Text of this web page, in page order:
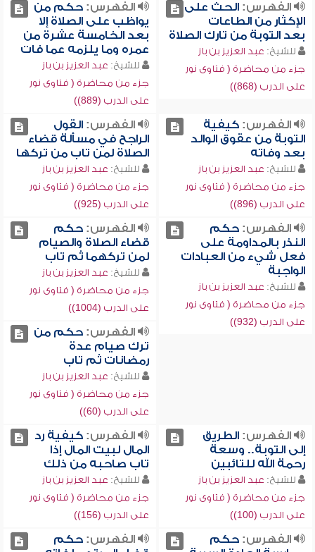
الفهرس:الحث على
الإكثار من الطاعات
بعد التوبة من تارك الصلاة
للشيخ: عبد العزيز بن باز
جزء من محاضرة ( فتاوى نور
على الدرب (868))
الفهرس:حكم من
يواظب على الصلاة إلا
بعد الخامسة عشرة من
عمره وما يلزمه عما فات
للشيخ: عبد العزيز بن باز
جزء من محاضرة ( فتاوى نور
على الدرب (889))
الفهرس:كيفية
التوبة من عقوق الوالد
بعد وفاته
للشيخ: عبد العزيز بن باز
جزء من محاضرة ( فتاوى نور
على الدرب (896))
الفهرس:القول
الراجح في مسألة قضاء
الصلاة لمن تاب من تركها
للشيخ: عبد العزيز بن باز
جزء من محاضرة ( فتاوى نور
على الدرب (925))
الفهرس:حكم
النذر بالمداومة على
فعل شيء من العبادات
الواجبة
للشيخ: عبد العزيز بن باز
جزء من محاضرة ( فتاوى نور
على الدرب (932))
الفهرس:حكم
قضاء الصلاة والصيام
لمن تركهما ثم تاب
للشيخ: عبد العزيز بن باز
جزء من محاضرة ( فتاوى نور
على الدرب (1004))
الفهرس:حكم من
ترك صيام عدة
رمضانات ثم تاب
للشيخ: عبد العزيز بن باز
جزء من محاضرة ( فتاوى نور
على الدرب (60))
الفهرس:الطريق
إلى التوبة.. وسعة
رحمة الله للتائبين
للشيخ: عبد العزيز بن باز
جزء من محاضرة ( فتاوى نور
على الدرب (100))
الفهرس:كيفية رد
المال لبيت المال إذا
تاب صاحبه من ذلك
للشيخ: عبد العزيز بن باز
جزء من محاضرة ( فتاوى نور
على الدرب (156))
الفهرس:حكم
الفهرس:حكم